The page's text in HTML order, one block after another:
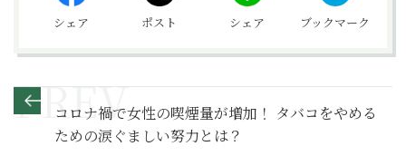
シェア ポスト シェア ブックマーク
コロナ禍で女性の喫煙量が増加！ タバコをやめる
ための涙ぐましい努力とは？